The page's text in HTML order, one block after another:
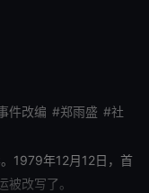
件改编 #郑雨盛 #社
1979年12月12日，首
被改写了。